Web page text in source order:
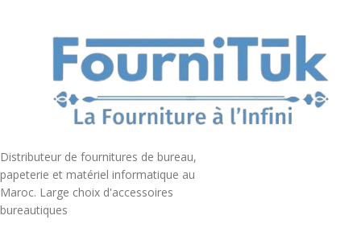
Distributeur de fournitures de bureau,
papeterie et matériel informatique au
Maroc. Large choix d'accessoires
bureautiques